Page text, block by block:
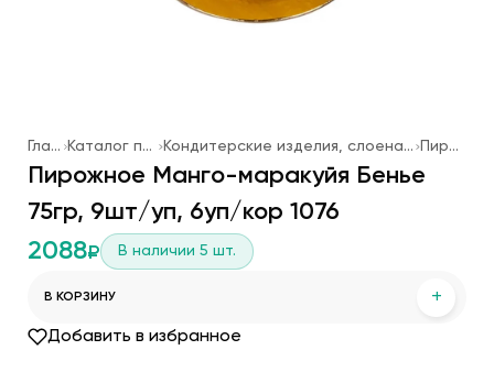
Главная Каталог продукции Кондитерские изделия, слоеная выпечка, мороженое Пирожные
Пирожное Манго-маракуйя Бенье
75гр, 9шт/уп, 6уп/кор 1076
2088₽ В наличии 5 шт.
В КОРЗИНУ +
Добавить в избранное